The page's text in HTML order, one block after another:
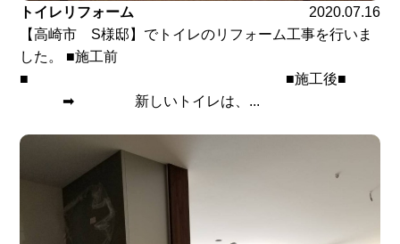
トイレリフォーム
2020.07.16
【高崎市 S様邸】でトイレのリフォーム工事を行いま
した。 ■施工前
■ ■施工後■
➡ 新しいトイレは、...